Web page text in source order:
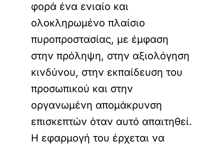
φορά ένα ενιαίο και
ολοκληρωμένο πλαίσιο
πυροπροστασίας, με έμφαση
στην πρόληψη, στην αξιολόγηση
κινδύνου, στην εκπαίδευση του
προσωπικού και στην
οργανωμένη απομάκρυνση
επισκεπτών όταν αυτό απαιτηθεί.
Η εφαρμογή του έρχεται να